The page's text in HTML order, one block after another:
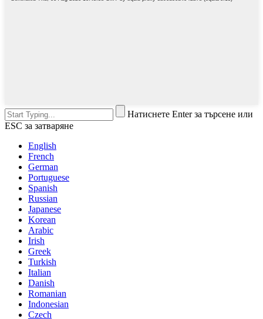
Натиснете Enter за търсене или
ESC за затваряне
English
French
German
Portuguese
Spanish
Russian
Japanese
Korean
Arabic
Irish
Greek
Turkish
Italian
Danish
Romanian
Indonesian
Czech